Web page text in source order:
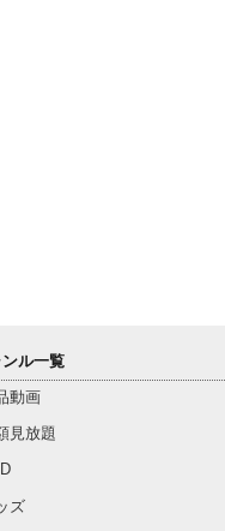
ンル一覧
動画
見放題
ズ